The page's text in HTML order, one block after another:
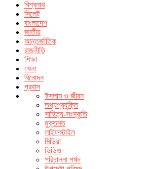
বিশ্বনাথ
সিলেট
বাংলাদেশ
জাতীয়
আন্তর্জাতিক
রাজনীতি
শিক্ষা
খেলা
বিনোদন
প্রবাস
ইসলাম ও জীবন
তথ্যপ্রযুক্তি
সাহিত্য-সংস্কৃতি
মুক্তমত
লাইফস্টাইল
মিডিয়া
ভিডিও
পরিচালনা পর্ষদ